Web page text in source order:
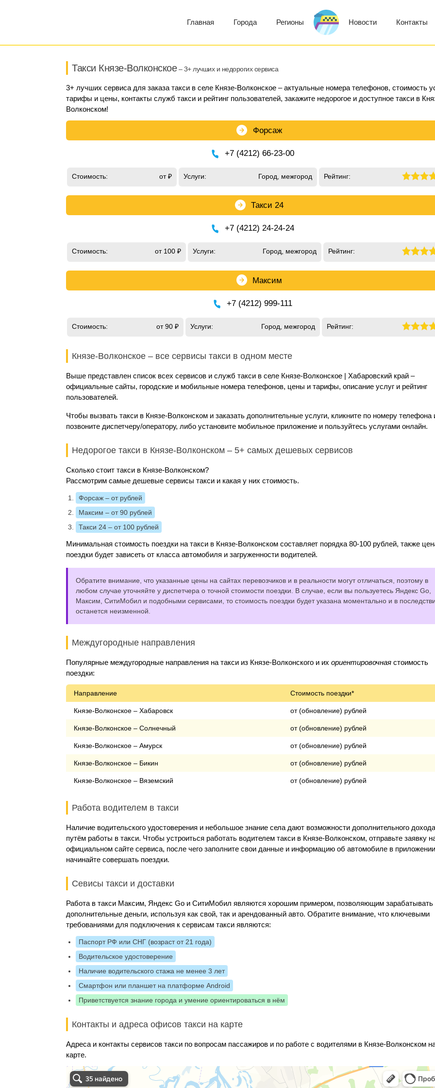
Главная Города Регионы Новости Контакты
Такси Князе-Волконское– 3+ лучших и недорогих сервиса
3+ лучших сервиса для заказа такси в селе Князе-Волконское – актуальные номера телефонов, стоимость
тарифы и цены, контакты служб такси и рейтинг пользователей, закажите недорогое и доступное такси в
Волконском!
Форсаж
+7 (4212) 66-23-00
Стоимость: от ₽ Услуги: Город, межгород Рейтинг:
Такси 24
+7 (4212) 24-24-24
Стоимость: от 100 ₽ Услуги: Город, межгород Рейтинг:
Максим
+7 (4212) 999-111
Стоимость: от 90 ₽ Услуги: Город, межгород Рейтинг:
Князе-Волконское – все сервисы такси в одном месте
Выше представлен список всех сервисов и служб такси в селе Князе-Волконское | Хабаровский край –
официальные сайты, городские и мобильные номера телефонов, цены и тарифы, описание услуг и рейтинг
пользователей.
Чтобы вызвать такси в Князе-Волконском и заказать дополнительные услуги, кликните по номеру телефона
позвоните диспетчеру/оператору, либо установите мобильное приложение и пользуйтесь услугами онлайн.
Недорогое такси в Князе-Волконском – 5+ самых дешевых сервисов
Сколько стоит такси в Князе-Волконском?
Рассмотрим самые дешевые сервисы такси и какая у них стоимость.
Форсаж – от рублей
Максим – от 90 рублей
Такси 24 – от 100 рублей
Минимальная стоимость поездки на такси в Князе-Волконском составляет порядка 80-100 рублей, также
поездки будет зависеть от класса автомобиля и загруженности водителей.
Обратите внимание, что указанные цены на сайтах перевозчиков и в реальности могут отличаться, поэтому в
любом случае уточняйте у диспетчера о точной стоимости поездки. В случае, если вы пользуетесь Яндекс Go,
Максим, СитиМобил и подобными сервисами, то стоимость поездки будет указана моментально и в
останется неизменной.
Междугородные направления
Популярные междугородные направления на такси из Князе-Волконского и их ориентировочная стоимость
поездки:
Направление Стоимость поездки*
Князе-Волконское – Хабаровск от (обновление) рублей
Князе-Волконское – Солнечный от (обновление) рублей
Князе-Волконское – Амурск от (обновление) рублей
Князе-Волконское – Бикин от (обновление) рублей
Князе-Волконское – Вяземский от (обновление) рублей
Работа водителем в такси
Наличие водительского удостоверения и небольшое знание села дают возможности дополнительного дохода
путём работы в такси. Чтобы устроиться работать водителем такси в Князе-Волконском, отправьте заявку
официальном сайте сервиса, после чего заполните свои данные и информацию об автомобиле в
начинайте совершать поездки.
Севисы такси и доставки
Работа в такси Максим, Яндекс Go и СитиМобил являются хорошим примером, позволяющим зарабатывать
дополнительные деньги, используя как свой, так и арендованный авто. Обратите внимание, что ключевыми
требованиями для подключения к сервисам такси являются:
Паспорт РФ или СНГ (возраст от 21 года)
Водительское удостоверение
Наличие водительского стажа не менее 3 лет
Смартфон или планшет на платформе Android
Приветствуется знание города и умение ориентироваться в нём
Контакты и адреса офисов такси на карте
Адреса и контакты сервисов такси по вопросам пассажиров и по работе с водителями в Князе-Волконском
карте.